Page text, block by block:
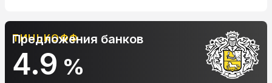
АЛЬФА-БАНК
10.9%
Предложения банков